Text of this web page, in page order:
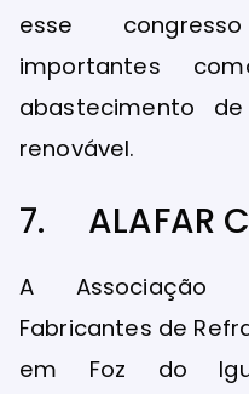
esse
importantes
abastecimento
renovável.
7. ALAFAR
A Associação
Fabricantes de
em Foz do